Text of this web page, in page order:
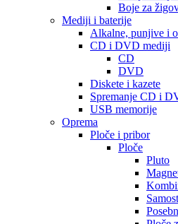
Boje za
Mediji i baterije
Alkalne, punjive i
CD i DVD mediji
CD
DVD
Diskete i kazete
Spremanje CD i
USB memorije
Oprema
Ploče i pribor
Ploče
Pluto